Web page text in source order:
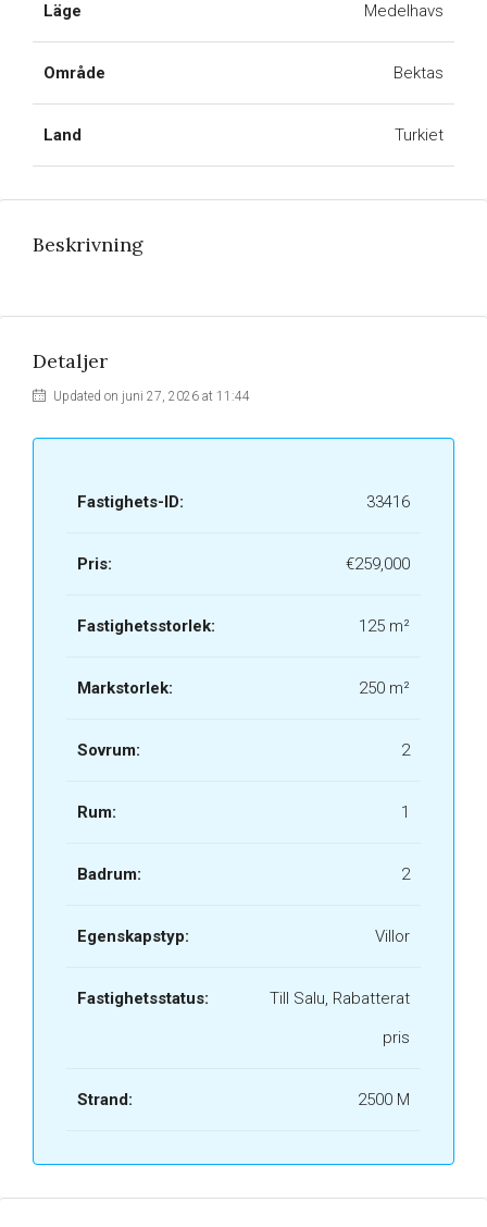
Läge Medelhavs
Område Bektas
Land Turkiet
Beskrivning
Detaljer
Updated on juni 27, 2026 at 11:44
Fastighets-ID: 33416
Pris: €259,000
Fastighetsstorlek: 125 m²
Markstorlek: 250 m²
Sovrum: 2
Rum: 1
Badrum: 2
Egenskapstyp: Villor
Fastighetsstatus:
Till Salu, Rabatterat
pris
Strand: 2500 M